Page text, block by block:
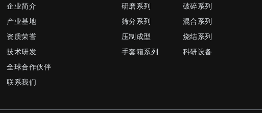
企业简介
产业基地
资质荣誉
技术研发
全球合作伙伴
联系我们
研磨系列
破碎系列
筛分系列
混合系列
压制成型
烧结系列
手套箱系列
科研设备